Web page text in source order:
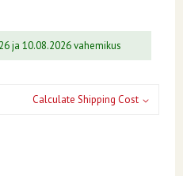
ja 10.08.2026 vahemikus
Calculate Shipping Cost